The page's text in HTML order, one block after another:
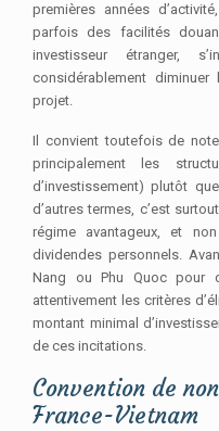
premières années
parfois des facilités
investisseur étranger,
considérablement
projet.
Il convient toutefois de
principalement les
d’investissement) plutôt
d’autres termes, c’est
régime avantageux, et
dividendes personnels.
Nang ou Phu Quoc pour
attentivement les critères
montant minimal
de ces incitations.
Convention de
France-Vietnam